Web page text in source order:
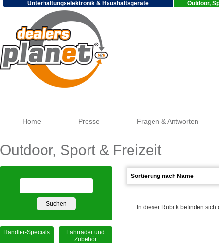
Unterhaltungselektronik & Haushaltsgeräte Outdoor,
Home Presse Fragen & Antworten
Outdoor, Sport & Freizeit
In dieser Rubrik befinden
Händler-Specials
Fahrräder und
Zubehör